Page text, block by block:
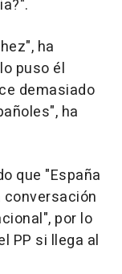
ha
puso él
demasiado
ha
que "España
por lo
PP si llega al